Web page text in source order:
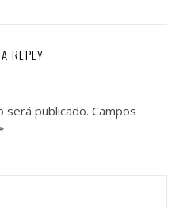
REPLY
será publicado. Campos